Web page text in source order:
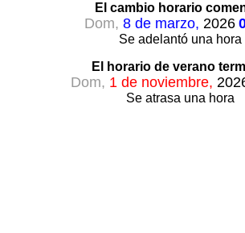
El cambio horario
Dom, 8 de marzo, 2026
Se adelantó una hora
El horario de verano
Dom, 1 de noviembre,
Se atrasa una hora